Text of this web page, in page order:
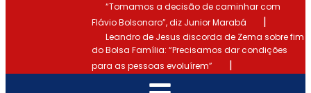
“Tomamos a decisão de caminhar com
Flávio Bolsonaro”, diz Junior Marabá
|
Leandro de Jesus discorda de Zema sobre fim
do Bolsa Família: “Precisamos dar condições
para as pessoas evoluírem”
|